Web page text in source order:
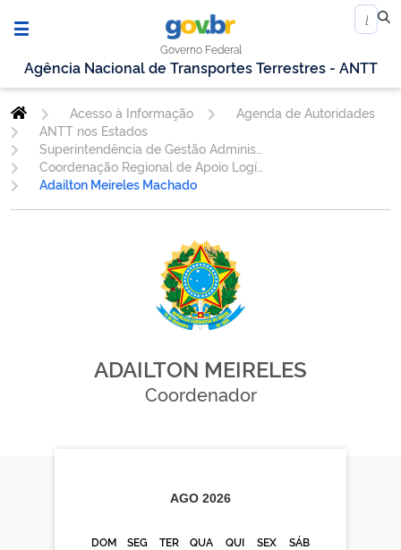
Governo Federal
Agência Nacional de Transportes Terrestres - ANTT
Acesso à Informação
Agenda de Autoridades
ANTT nos Estados
Superintendência de Gestão Administrativa
Coordenação Regional de Apoio Logístico - PR
Adailton Meireles Machado
ADAILTON MEIRELES
Coordenador
AGO 2026
DOM SEG TER QUA QUI SEX SÁB